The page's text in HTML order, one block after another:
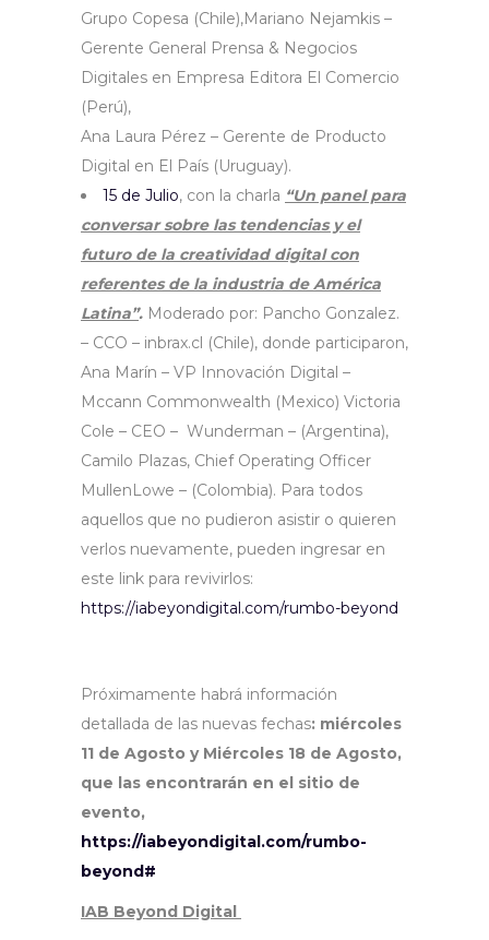
Grupo Copesa (Chile),Mariano Nejamkis –
Gerente General Prensa & Negocios
Digitales en Empresa Editora El Comercio
(Perú),
Ana Laura Pérez – Gerente de Producto
Digital en El País (Uruguay).
15 de Julio, con la charla “Un panel para
conversar sobre las tendencias y el
futuro de la creatividad digital con
referentes de la industria de América
Latina”. Moderado por: Pancho Gonzalez.
– CCO – inbrax.cl (Chile), donde participaron,
Ana Marín – VP Innovación Digital –
Mccann Commonwealth (Mexico) Victoria
Cole – CEO – Wunderman – (Argentina),
Camilo Plazas, Chief Operating Officer
MullenLowe – (Colombia). Para todos
aquellos que no pudieron asistir o quieren
verlos nuevamente, pueden ingresar en
este link para revivirlos:
https://iabeyondigital.com/rumbo-beyond
Próximamente habrá información
detallada de las nuevas fechas: miércoles
11 de Agosto y Miércoles 18 de Agosto,
que las encontrarán en el sitio de
evento,
https://iabeyondigital.com/rumbo-
beyond#
IAB Beyond Digital